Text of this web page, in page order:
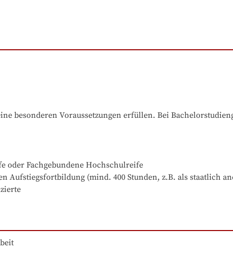
besonderen Voraussetzungen erfüllen. Bei
oder Fachgebundene Hochschulreife
Aufstiegsfortbildung (mind. 400 Stunden, z.B. als staatlich